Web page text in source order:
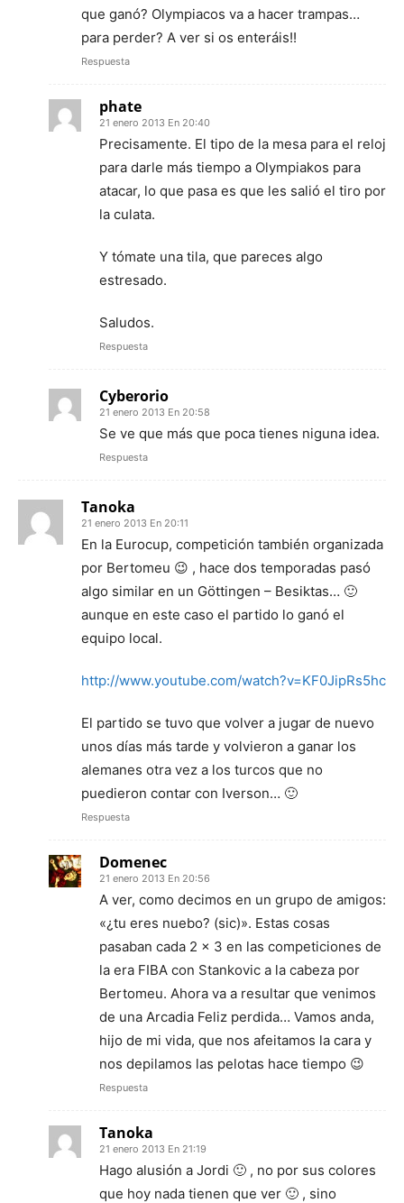
que ganó? Olympiacos va a hacer trampas…
para perder? A ver si os enteráis!!
Respuesta
phate
21 enero 2013 En 20:40
Precisamente. El tipo de la mesa para el reloj
para darle más tiempo a Olympiakos para
atacar, lo que pasa es que les salió el tiro por
la culata.
Y tómate una tila, que pareces algo
estresado.
Saludos.
Respuesta
Cyberorio
21 enero 2013 En 20:58
Se ve que más que poca tienes niguna idea.
Respuesta
Tanoka
21 enero 2013 En 20:11
En la Eurocup, competición también organizada
por Bertomeu 😉 , hace dos temporadas pasó
algo similar en un Göttingen – Besiktas… 🙂
aunque en este caso el partido lo ganó el
equipo local.
http://www.youtube.com/watch?v=KF0JipRs5hc
El partido se tuvo que volver a jugar de nuevo
unos días más tarde y volvieron a ganar los
alemanes otra vez a los turcos que no
puedieron contar con Iverson… 🙂
Respuesta
Domenec
21 enero 2013 En 20:56
A ver, como decimos en un grupo de amigos:
«¿tu eres nuebo? (sic)». Estas cosas
pasaban cada 2 x 3 en las competiciones de
la era FIBA con Stankovic a la cabeza por
Bertomeu. Ahora va a resultar que venimos
de una Arcadia Feliz perdida… Vamos anda,
hijo de mi vida, que nos afeitamos la cara y
nos depilamos las pelotas hace tiempo 😉
Respuesta
Tanoka
21 enero 2013 En 21:19
Hago alusión a Jordi 🙂 , no por sus colores
que hoy nada tienen que ver 🙂 , sino